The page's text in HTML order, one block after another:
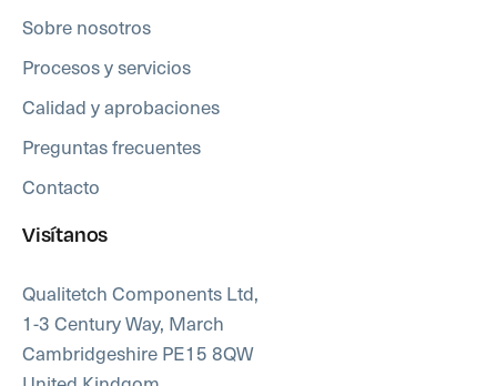
Sobre nosotros
Procesos y servicios
Calidad y aprobaciones
Preguntas frecuentes
Contacto
Visítanos
Qualitetch Components Ltd,
1-3 Century Way, March
Cambridgeshire PE15 8QW